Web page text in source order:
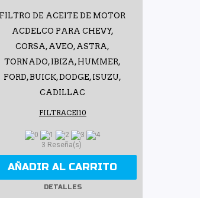
FILTRO DE ACEITE DE MOTOR
ACDELCO PARA CHEVY,
CORSA, AVEO, ASTRA,
TORNADO, IBIZA, HUMMER,
FORD, BUICK, DODGE, ISUZU,
CADILLAC
FILTRACEI10
3 Reseña(s)
AÑADIR AL CARRITO
DETALLES